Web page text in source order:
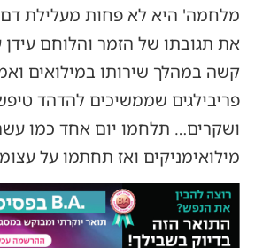
מלחמה' היא לא פחות מעלילת
את תגובתו של הזמר והלוחם
קשה במהלך שירותו במילואים
פריבילגים שממשיכים להדהד
ושקרים… תלחמו יום אחד כמו
מילואימניקים ואז תחתמו על